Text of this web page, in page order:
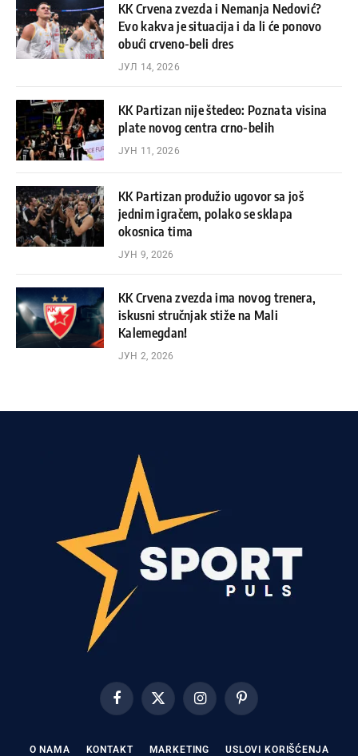
KK Crvena zvezda i Nemanja Nedović?
Evo kakva je situacija i da li će ponovo
obući crveno-beli dres
ЈУЛ 14, 2026
KK Partizan nije štedeo: Poznata visina
plate novog centra crno-belih
ЈУН 11, 2026
KK Partizan produžio ugovor sa još
jednim igračem, polako se sklapa
okosnica tima
ЈУН 9, 2026
KK Crvena zvezda ima novog trenera,
iskusni stručnjak stiže na Mali
Kalemegdan!
ЈУН 2, 2026
FacebookX
(Twitter)
InstagramPinterest
O NAMA KONTAKT MARKETING USLOVI KORIŠĆENJA